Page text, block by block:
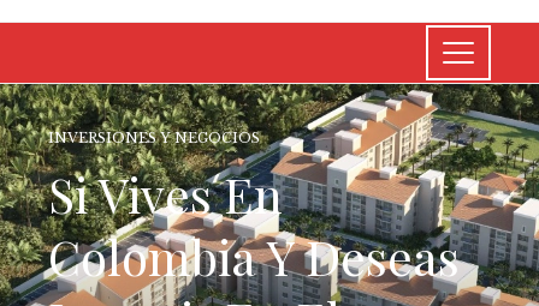
INVERSIONES Y NEGOCIOS
Si Vives En
Colombia Y Deseas